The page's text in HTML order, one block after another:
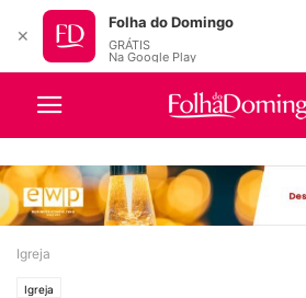
Igreja
Igreja
✕
Folha do Domingo
GRÁTIS
Na Google Play